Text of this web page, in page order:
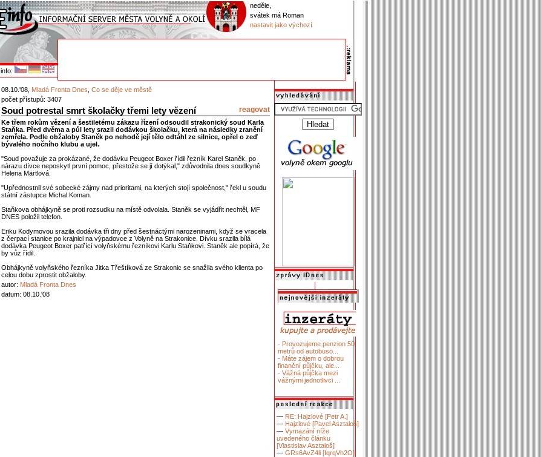
neděle,
svátek má Roman
nastavit jako výchozí
info:
08.10.'08, Mladá Fronta Dnes Co se děje ve městě
počet přístupů: 3407
reagovat
Soud potrestal smrt školačky třemi lety vězení
Ke třem rokům vězení a šestiletému zákazu řízení odsoudil strakonický soud Karla
Staňka. Před dvěma a půl lety srazil dodávkou školačku, která na následky zranění
zemřela. Podle obžaloby Staněk po nehodě její tělo odtáhl ze silnice, opřel o zeď
bývalého nočního klubu a ujel.
"Soud považuje za prokázané, že dodávku Peugeot Boxer řídil řezník Karel Staněk, po
nárazu dívce neposkytl první pomoc, přestože se jí dotýkal," zdůvodnila dnes soudkyně
Helena Märtlová.
"Upřednostnil své sobecké zájmy nad prioritami, na kterých stojí společnost," řekl u soudu
státní zástupce Michal Koman.
Staňkova obhájkyně se proti rozsudku na místě odvolala. Staněk se vyjádřit nechtěl, MF
DNES položil telefon.
Eriku Kodymovou srazila dodávka tři dny před šestnáctými narozeninami, když se vracela
z čerpací stanice po krajnici na výpadovce z Volyně na Strakonice. Dívku srazila bílá
dodávka Peugeot Boxer patřící volyňskému řezníkovi Karlu Staňkovi. Staněk ale popírá, že
by vůz řídil.
Obhájkyně volyňského řezníka Jitka Třeštíková ze Strakonic se snažila svého klienta po
celou dobu zprostit obžaloby.
autor: Mladá Fronta Dnes
datum: 08.10.'08
- Provozujeme penzion 50
metrů od autobuso...
- Máte zájem o dobrou
finanční půjčku, ale...
- Vážná půjčka mezi
vážnými jednotlivci ...
— RE: Hajzlové [Petr A.]
— Hajzlové [Pavel Asztaloš]
— Vymazání níže
uvedeného článku
[Vlastislav Asztaloš]
— GRs6AvZ4li [IqrqVh2O]